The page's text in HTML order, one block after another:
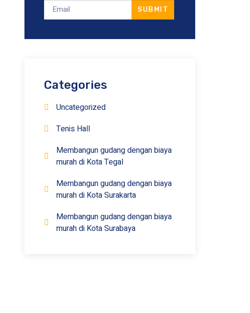
SUBMIT
Categories
Uncategorized
Tenis Hall
Membangun gudang dengan biaya
murah di Kota Tegal
Membangun gudang dengan biaya
murah di Kota Surakarta
Membangun gudang dengan biaya
murah di Kota Surabaya